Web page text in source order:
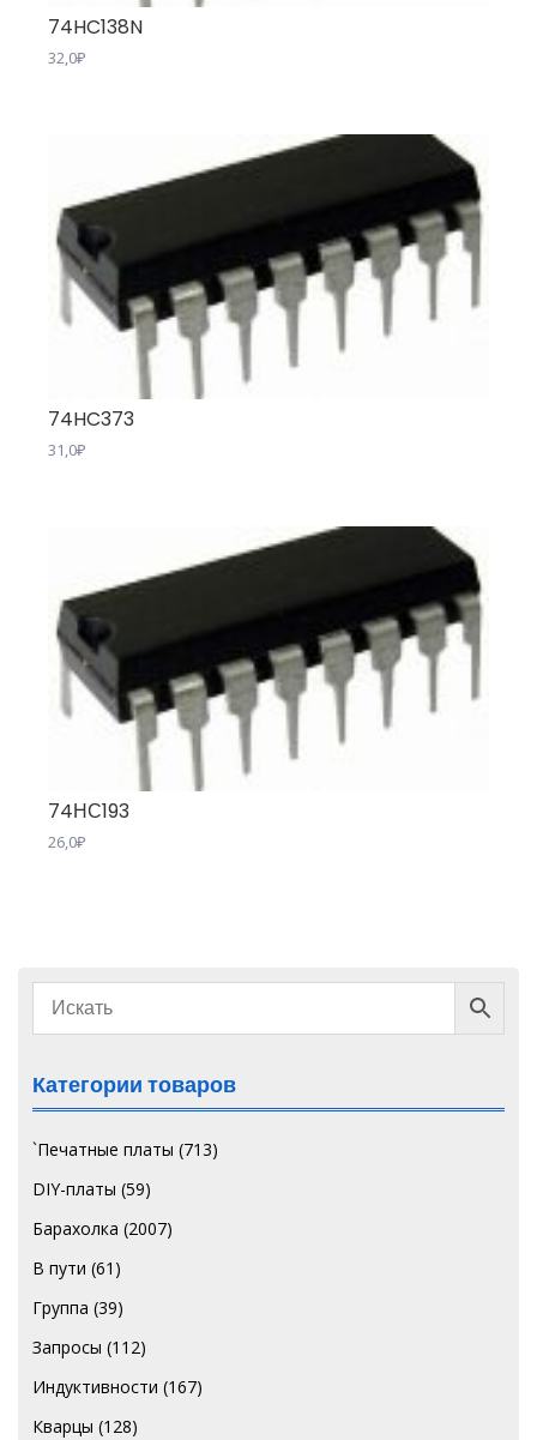
74HC138N
32,0₽
74HC373
31,0₽
74НС193
26,0₽
Категории товаров
`Печатные платы (713)
DIY-платы (59)
Барахолка (2007)
В пути (61)
Группа (39)
Запросы (112)
Индуктивности (167)
Кварцы (128)